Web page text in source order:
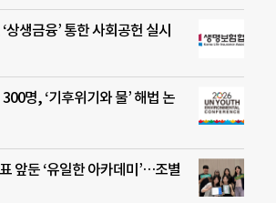
상생금융’ 통한 사회공헌 실시
명, ‘기후위기와 물’ 해법 논
앞둔 ‘유일한 아카데미’…조별